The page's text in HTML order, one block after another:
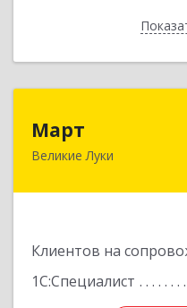
Март
Великие Луки
Клиентов на
1С:Специалист
182113,